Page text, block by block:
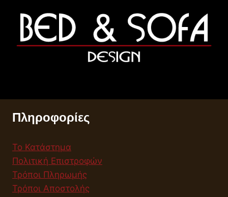
Πληροφορίες
Το Κατάστημα
Πολιτική Επιστροφών
Τρόποι Πληρωμής
Τρόποι Αποστολής